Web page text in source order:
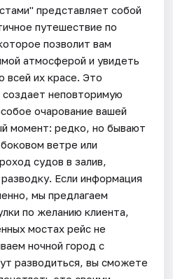
представляет собой
путешествие по
позволит вам
атмосферой и увидеть
всей их красе. Это
неповторимую
очарование вашей
момент: редко, но бывают
ветре или
судов в залив,
Если информация
мы предлагаем
по желанию клиента,
мостах рейс не
ночной город с
разводиться, вы сможете